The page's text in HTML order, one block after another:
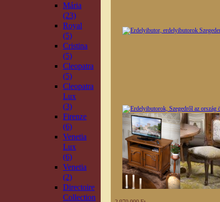
Mária
(23)
Royal
(5)
Cristina
(5)
Cleopatra
(5)
Cleopatra
Lux
(3)
Firenze
(6)
Venetia
Lux
(6)
Venetia
(2)
Directoire
Collection